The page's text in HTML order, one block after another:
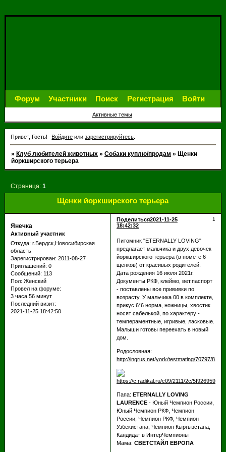
Форум Участники Поиск Регистрация Войти
Активные темы
Привет, Гость! Войдите илизарегистрируйтесь
»Клуб любителей животных »Собаки куплю/продам »Щенки
йоркширского терьера
Щенки йоркширского терьера
Страница:1
Поделиться 1
2021-11-25
18:42:32
Янечка
Активный участник
Откуда: г.Бердск,Новосибирская
область
Зарегистрирован: 2011-08-27
Приглашений: 0
Сообщений: 113
Пол: Женский
Провел на форуме:
3 часа 56 минут
Последний визит:
2021-11-25 18:42:50
Питомник "ETERNALLY LOVING"
предлагает мальчика и двух девочек
йоркширского терьера (в помете 6
щенков) от красивых родителей.
Дата рождения 16 июля 2021г.
Документы РКФ, клеймо, вет.паспорт
- поставлены все прививки по
возрасту. У мальчика 00 в комплекте,
прикус 6*6 норма, ножницы, хвостик
носят сабелькой, по характеру -
темпераментные, игривые, ласковые.
Малыши готовы переехать в новый
дом.
Родословная:
http://ingrus.net/york/testmating/70797/
Папа: ETERNALLY LOVING
LAURENCE - Юный Чемпион России,
Юный Чемпион РКФ, Чемпион
России, Чемпион РКФ, Чемпион
Узбекистана, Чемпион Кыргызстана,
Кандидат в ИнтерЧемпионы
Мама: СВЕТСТАЙЛ ЕВРОПА